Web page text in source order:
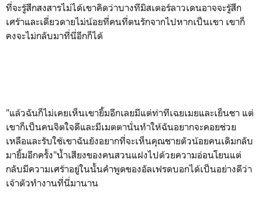
ที่จะรู้สึกสงสารไม่ได้เขาคิดว่าบางทีมิสเตอร์ลาวเดนอาจจะรู้สึก
เศร้าและเดี่ยวดายไม่น้อยที่คนที่ตนรักจากไปหากเป็นเขา เขาก็
คงจะไม่กลับมาที่นี่อีกก็ได้
"แล้วฉันก็ไม่เคยเห็นเขายิ้มอีกเลยมีแต่ท่าทีเฉยเมยและเย็นชา แต่
เขาก็เป็นคนจิตใจดีและมีเมตตานั่นทำให้ฉันอยากจะคอยช่วย
เหลือและรับใช้เขาฉันยังอยากที่จะเห็นคุณชายตัวน้อยคนเดิมกลับ
มายิ้มอีกครั้ง"น้ำเสียงของคนสวนแฝงไปด้วยความอ่อนโยนแต่
กลับมีความเศร้าอยู่ในนั้นคำพูดของอัลเฟรดบอกได้เป็นอย่างดีว่า
เจ้าตัวทำงานที่นี่มานาน